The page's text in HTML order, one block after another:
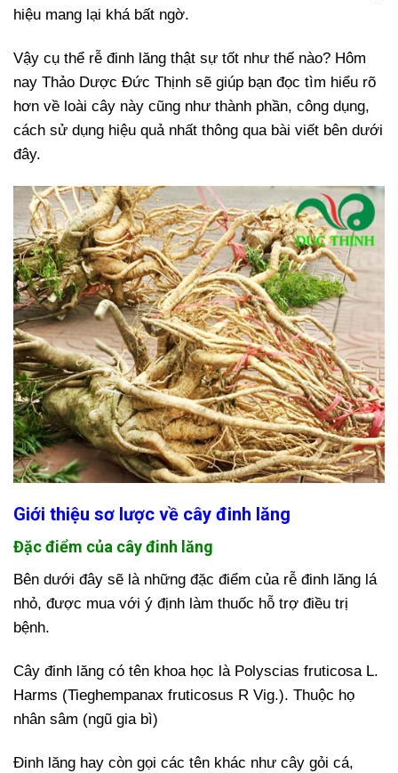
hiệu mang lại khá bất ngờ.
Vậy cụ thể rễ đinh lăng thật sự tốt như thế nào? Hôm
nay Thảo Dược Đức Thịnh sẽ giúp bạn đọc tìm hiểu rõ
hơn về loài cây này cũng như thành phần, công dụng,
cách sử dụng hiệu quả nhất thông qua bài viết bên dưới
đây.
Giới thiệu sơ lược về cây đinh lăng
Đặc điểm của cây đinh lăng
Bên dưới đây sẽ là những đặc điểm của rễ đinh lăng lá
nhỏ, được mua với ý định làm thuốc hỗ trợ điều trị
bệnh.
Cây đinh lăng có tên khoa học là Polyscias fruticosa L.
Harms (Tieghempanax fruticosus R Vig.). Thuộc họ
nhân sâm (ngũ gia bì)
Đinh lăng hay còn gọi các tên khác như cây gỏi cá,